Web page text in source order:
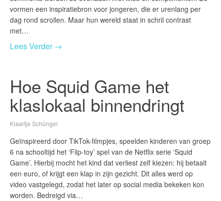
vormen een inspiratiebron voor jongeren, die er urenlang per
dag rond scrollen. Maar hun wereld staat in schril contrast
met…
Lees Verder →
Hoe Squid Game het
klaslokaal binnendringt
Klaartje Schüngel
Geïnspireerd door TikTok-filmpjes, speelden kinderen van groep
6 na schooltijd het ‘Flip-toy’ spel van de Netflix serie ‘Squid
Game’. Hierbij mocht het kind dat verliest zelf kiezen: hij betaalt
een euro, of krijgt een klap in zijn gezicht. Dit alles werd op
video vastgelegd, zodat het later op social media bekeken kon
worden. Bedreigd via…